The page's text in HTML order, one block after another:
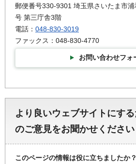
郵便番号330-9301 埼玉県さいたま市
号 第三庁舎3階
電話： 048-830-3019
ファックス：048-830-4770
お問い合わせフォ
より良いウェブサイトにす
のご意見をお聞かせください
このページの情報は役に立ちましたか？